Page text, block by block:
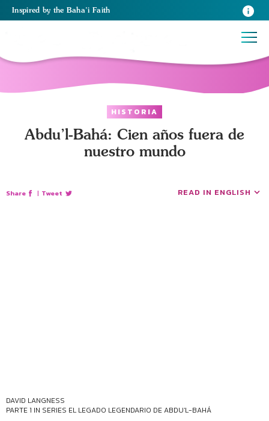
Inspired by the Baha’i Faith
HISTORIA
Abdu’l-Bahá: Cien años fuera de
nuestro mundo
Share | Tweet READ IN ENGLISH
DAVID LANGNESS
PARTE 1 IN SERIES EL LEGADO LEGENDARIO DE ABDU'L-BAHÁ